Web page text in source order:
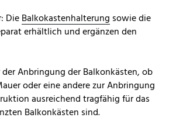
DieBalkokastenhalterung sowie die
erhältlich und ergänzen den
Anbringung der Balkonkästen, ob
oder eine andere zur Anbringung
ausreichend tragfähig für das
Balkonkästen sind.